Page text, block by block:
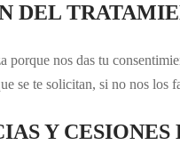
DEL
porque nos das tu
se te solicitan, si no nos los
Y CESIONES